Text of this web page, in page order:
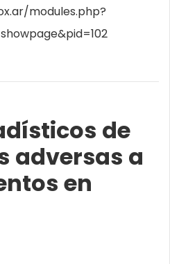
modules.php?
de
adversas a
en